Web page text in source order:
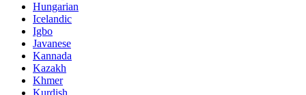
Hungarian
Icelandic
Igbo
Javanese
Kannada
Kazakh
Khmer
Kurdish